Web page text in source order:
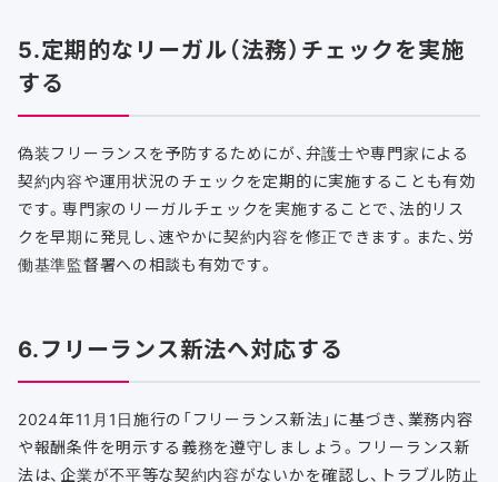
5.定期的なリーガル（法務）チェックを実施
する
偽装フリーランスを予防するためにが、弁護士や専門家による
契約内容や運用状況のチェックを定期的に実施することも有効
です。専門家のリーガルチェックを実施することで、法的リス
クを早期に発見し、速やかに契約内容を修正できます。また、労
働基準監督署への相談も有効です。
6.フリーランス新法へ対応する
2024年11月1日施行の「フリーランス新法」に基づき、業務内容
や報酬条件を明示する義務を遵守しましょう。フリーランス新
法は、企業が不平等な契約内容がないかを確認し、トラブル防止